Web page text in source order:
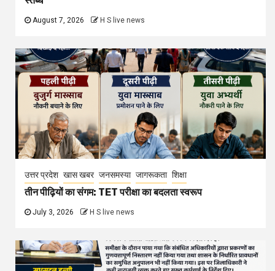
August 7, 2026 H S live news
उत्तर प्रदेश खास खबर जनसमस्या जागरूकता शिक्षा
तीन पीढ़ियों का संगम: TET परीक्षा का बदलता स्वरूप
July 3, 2026 H S live news